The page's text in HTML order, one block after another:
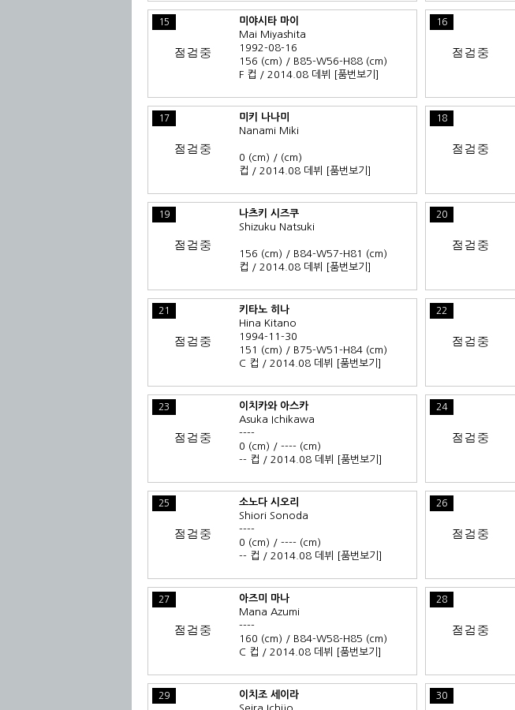
15
미야시타 마이
Mai Miyashita
1992-08-16
156 (cm) / B85-W56-H88 (cm)
F 컵 / 2014.08 데뷔
[품번보기]
16
17
미키 나나미
Nanami Miki
0 (cm) / (cm)
컵 / 2014.08 데뷔
[품번보기]
18
19
나츠키 시즈쿠
Shizuku Natsuki
156 (cm) / B84-W57-H81 (cm)
컵 / 2014.08 데뷔
[품번보기]
20
21
키타노 히나
Hina Kitano
1994-11-30
151 (cm) / B75-W51-H84 (cm)
C 컵 / 2014.08 데뷔
[품번보기]
22
23
이치카와 아스카
Asuka Ichikawa
----
0 (cm) / ---- (cm)
-- 컵 / 2014.08 데뷔
[품번보기]
24
25
소노다 시오리
Shiori Sonoda
----
0 (cm) / ---- (cm)
-- 컵 / 2014.08 데뷔
[품번보기]
26
27
아즈미 마나
Mana Azumi
----
160 (cm) / B84-W58-H85 (cm)
C 컵 / 2014.08 데뷔
[품번보기]
28
29
이치조 세이라
30